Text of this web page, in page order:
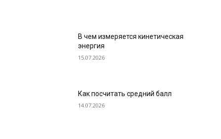
В чем измеряется кинетическая
энергия
15.07.2026
Как посчитать средний балл
14.07.2026